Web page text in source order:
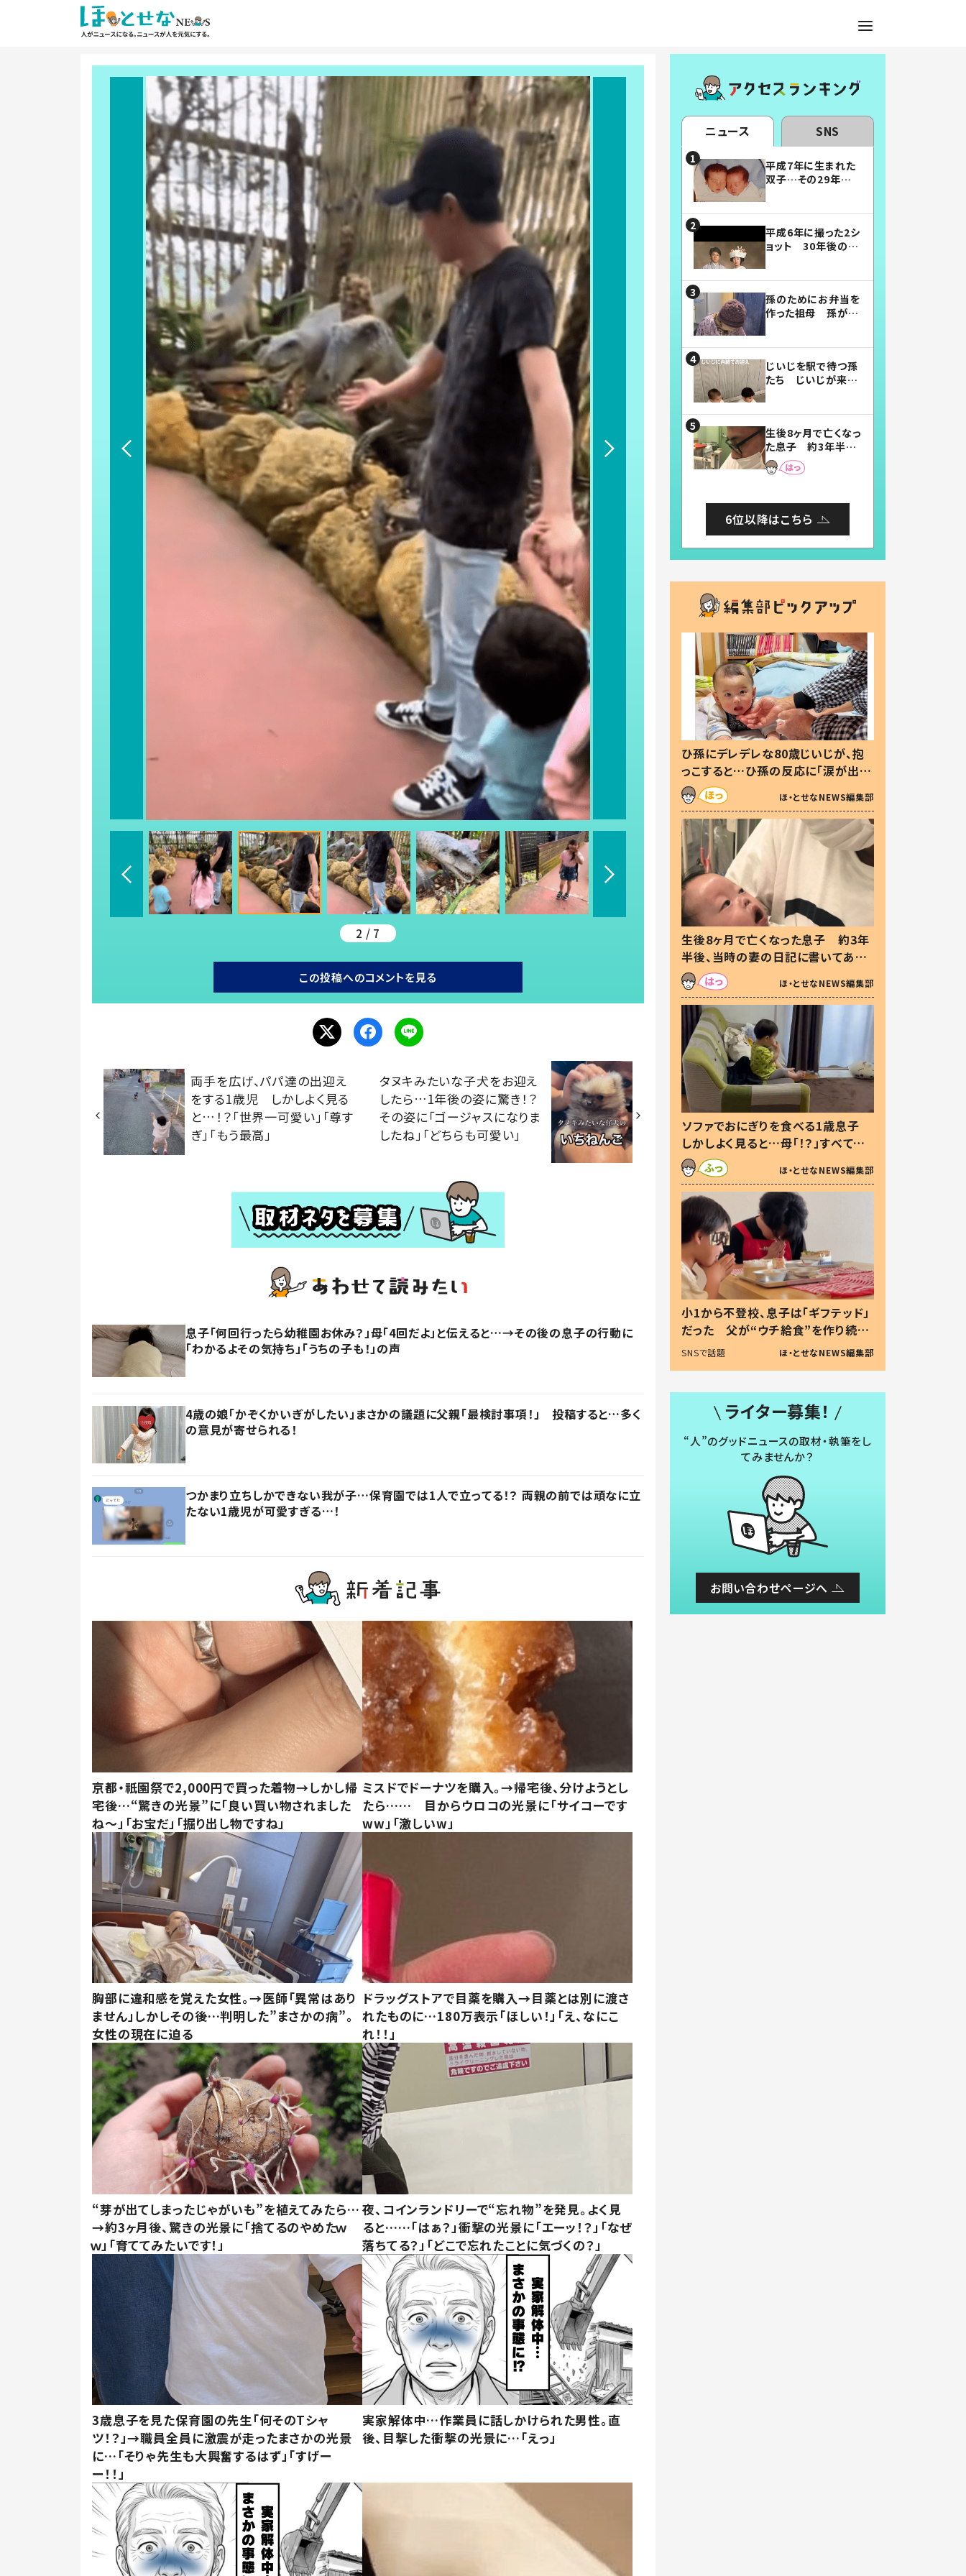
2 / 7
この投稿へのコメントを見る
両手を広げ、パパ達の出迎え
をする1歳児 しかしよく見る
と…！？「世界一可愛い」「尊す
ぎ」「もう最高」
タヌキみたいな子犬をお迎え
したら…1年後の姿に驚き！？
その姿に「ゴージャスになりま
したね」「どちらも可愛い」
息子「何回行ったら幼稚園お休み？」母「4回だよ」と伝えると…→その後の息子の行動に
「わかるよその気持ち」「うちの子も！」の声
4歳の娘「かぞくかいぎがしたい」まさかの議題に父親「最検討事項！」 投稿すると…多く
の意見が寄せられる！
つかまり立ちしかできない我が子…保育園では1人で立ってる！？ 両親の前では頑なに立
たない1歳児が可愛すぎる…！
京都・祇園祭で2,000円で買った着物→しかし帰
宅後…“驚きの光景”に「良い買い物されました
ね～」「お宝だ」「掘り出し物ですね」
ミスドでドーナツを購入。→帰宅後、分けようとし
たら…… 目からウロコの光景に「サイコーです
ww」「激しいw」
胸部に違和感を覚えた女性。→医師「異常はあり
ません」しかしその後…判明した”まさかの病”。
女性の現在に迫る
ドラッグストアで目薬を購入→目薬とは別に渡さ
れたものに…180万表示「ほしい！」「え、なにこ
れ！！」
“芽が出てしまったじゃがいも”を植えてみたら…
→約3ヶ月後、驚きの光景に「捨てるのやめたｗ
ｗ」「育ててみたいです！」
夜、コインランドリーで“忘れ物”を発見。よく見
ると……「はぁ？」衝撃の光景に「エーッ！？」「なぜ
落ちてる？」「どこで忘れたことに気づくの？」
3歳息子を見た保育園の先生「何そのTシャ
ツ！？」→職員全員に激震が走ったまさかの光景
に…「そりゃ先生も大興奮するはず」「すげー
ー！！」
実家解体中…作業員に話しかけられた男性。直
後、目撃した衝撃の光景に…「えっ」
ニュース SNS
平成7年に生まれた
双子…その29年後
平成6年に撮った2シ
ョット 30年後の姿
孫のためにお弁当を
作った祖母 孫が絶
じいじを駅で待つ孫
たち じいじが来た
まらない」「幸せにな
れる」
生後8ヶ月で亡くなっ
た息子 約3年半
後、当時の妻の日記
に書いてあった本音
6位以降はこちら
ひ孫にデレデレな80歳じいじが、抱
っこすると…ひ孫の反応に「涙が出ま
した」「可愛くて仕方ない」
ほ・とせなNEWS編集部
生後8ヶ月で亡くなった息子 約3年
半後、当時の妻の日記に書いてあっ
た本音とは
ほ・とせなNEWS編集部
ソファでおにぎりを食べる1歳息子
しかしよく見ると…母「！？」すべてを
察した母の投稿に「可愛いから許
す！」「現行犯〜」
ほ・とせなNEWS編集部
小1から不登校、息子は「ギフテッド」
だった 父が“ウチ給食”を作り続け
る理由とは #令和の親 #令和の子
SNSで話題 ほ・とせなNEWS編集部
ライター募集！
“人”のグッドニュースの取材・執筆をし
てみませんか？
お問い合わせページへ